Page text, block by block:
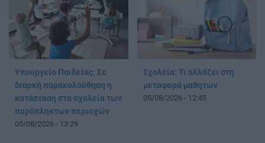
Υπουργείο Παιδείας: Σε
διαρκή παρακολούθηση η
κατάσταση στα σχολεία των
πυρόπληκτων περιοχών
05/08/2026 - 13:29
Σχολεία: Τι αλλάζει στη
μεταφορά μαθητών
05/08/2026 - 12:45